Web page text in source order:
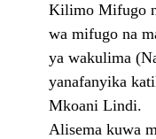
Kilimo Mifugo
wa mifugo na
ya wakulima
yanafanyika
Mkoani Lindi.
Alisema kuwa